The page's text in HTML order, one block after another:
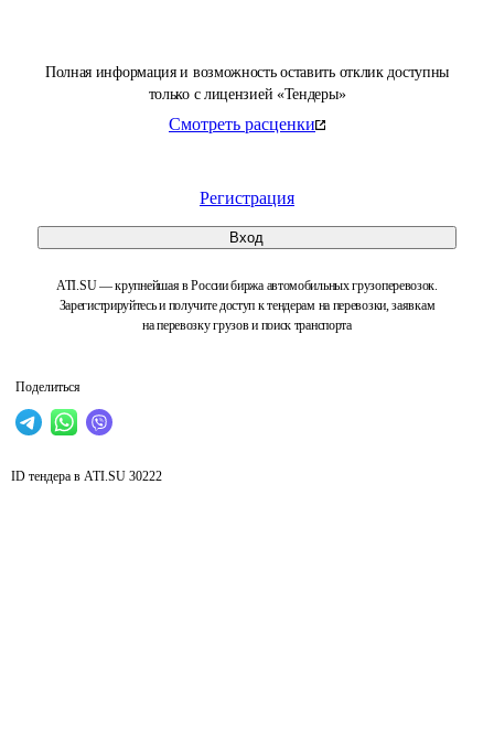
Полная информация и возможность оставить отклик доступны
только с лицензией «Тендеры»
Смотреть расценки
Регистрация
Вход
ATI.SU — крупнейшая в России биржа автомобильных грузоперевозок.
Зарегистрируйтесь и получите доступ к тендерам на перевозки, заявкам
на перевозку грузов и поиск транспорта
Поделиться
ID тендера в ATI.SU 30222